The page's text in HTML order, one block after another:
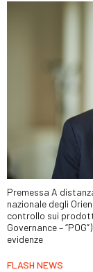
Premessa A
nazionale degli
controllo sui
Governance –
evidenze
FLASH NEWS